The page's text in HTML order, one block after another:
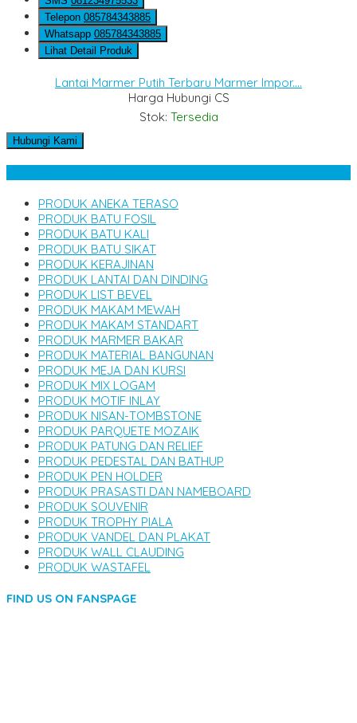
Telepon 085784343885
Whatsapp 085784343885
Lihat Detail Produk
Lantai Marmer Putih Terbaru Marmer Impor....
Harga Hubungi CS
Stok: Tersedia
Hubungi Kami
PRODUK ANEKA TERASO
PRODUK BATU FOSIL
PRODUK BATU KALI
PRODUK BATU SIKAT
PRODUK KERAJINAN
PRODUK LANTAI DAN DINDING
PRODUK LIST BEVEL
PRODUK MAKAM MEWAH
PRODUK MAKAM STANDART
PRODUK MARMER BAKAR
PRODUK MATERIAL BANGUNAN
PRODUK MEJA DAN KURSI
PRODUK MIX LOGAM
PRODUK MOTIF INLAY
PRODUK NISAN-TOMBSTONE
PRODUK PARQUETE MOZAIK
PRODUK PATUNG DAN RELIEF
PRODUK PEDESTAL DAN BATHUP
PRODUK PEN HOLDER
PRODUK PRASASTI DAN NAMEBOARD
PRODUK SOUVENIR
PRODUK TROPHY PIALA
PRODUK VANDEL DAN PLAKAT
PRODUK WALL CLAUDING
PRODUK WASTAFEL
FIND US ON FANSPAGE